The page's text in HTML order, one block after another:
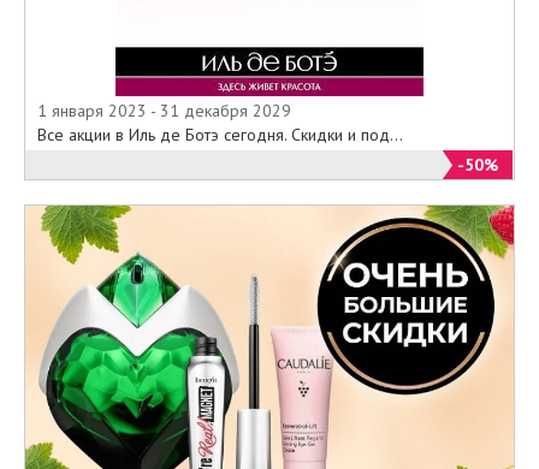
1 января 2023 - 31 декабря 2029
Все акции в Иль де Ботэ сегодня. Скидки и под...
-50%